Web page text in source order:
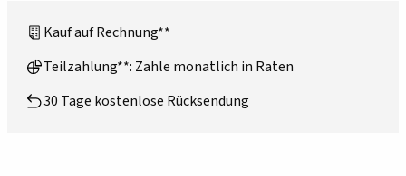
Kauf auf Rechnung**
Teilzahlung**: Zahle monatlich in Raten
30 Tage kostenlose Rücksendung